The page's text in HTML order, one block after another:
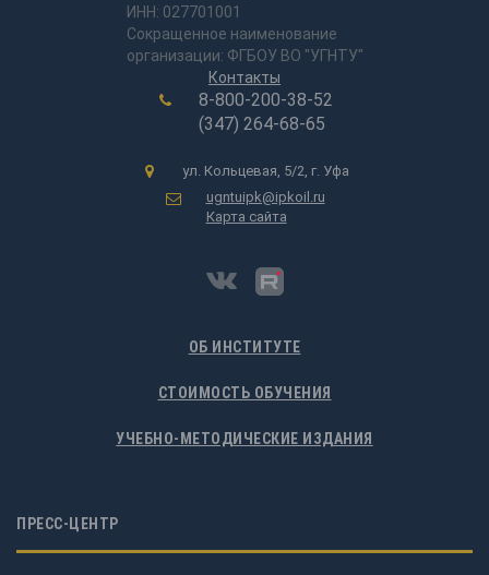
ИНН: 027701001
Сокращенное наименование
организации: ФГБОУ ВО "УГНТУ"
Контакты
8-800-200-38-52
(347) 264-68-65
ул. Кольцевая, 5/2, г. Уфа
ugntuipk@ipkoil.ru
Карта сайта
ОБ ИНСТИТУТЕ
СТОИМОСТЬ ОБУЧЕНИЯ
УЧЕБНО-МЕТОДИЧЕСКИЕ ИЗДАНИЯ
ПРЕСС-ЦЕНТР